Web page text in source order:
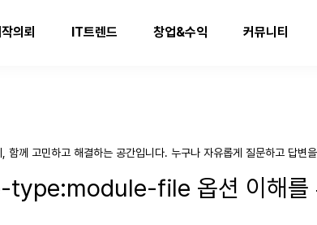
의뢰 IT트렌드 창업&수익 커뮤니티
함께 고민하고 해결하는 공간입니다. 누구나 자유롭게 질문하고 답변
file 옵션 이해를